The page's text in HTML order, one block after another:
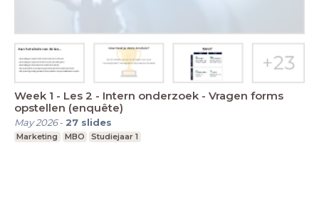
Week 1 - Les 2 - Intern onderzoek - Vragen forms
opstellen (enquête)
May 2026- 27 slides
Marketing MBO Studiejaar 1